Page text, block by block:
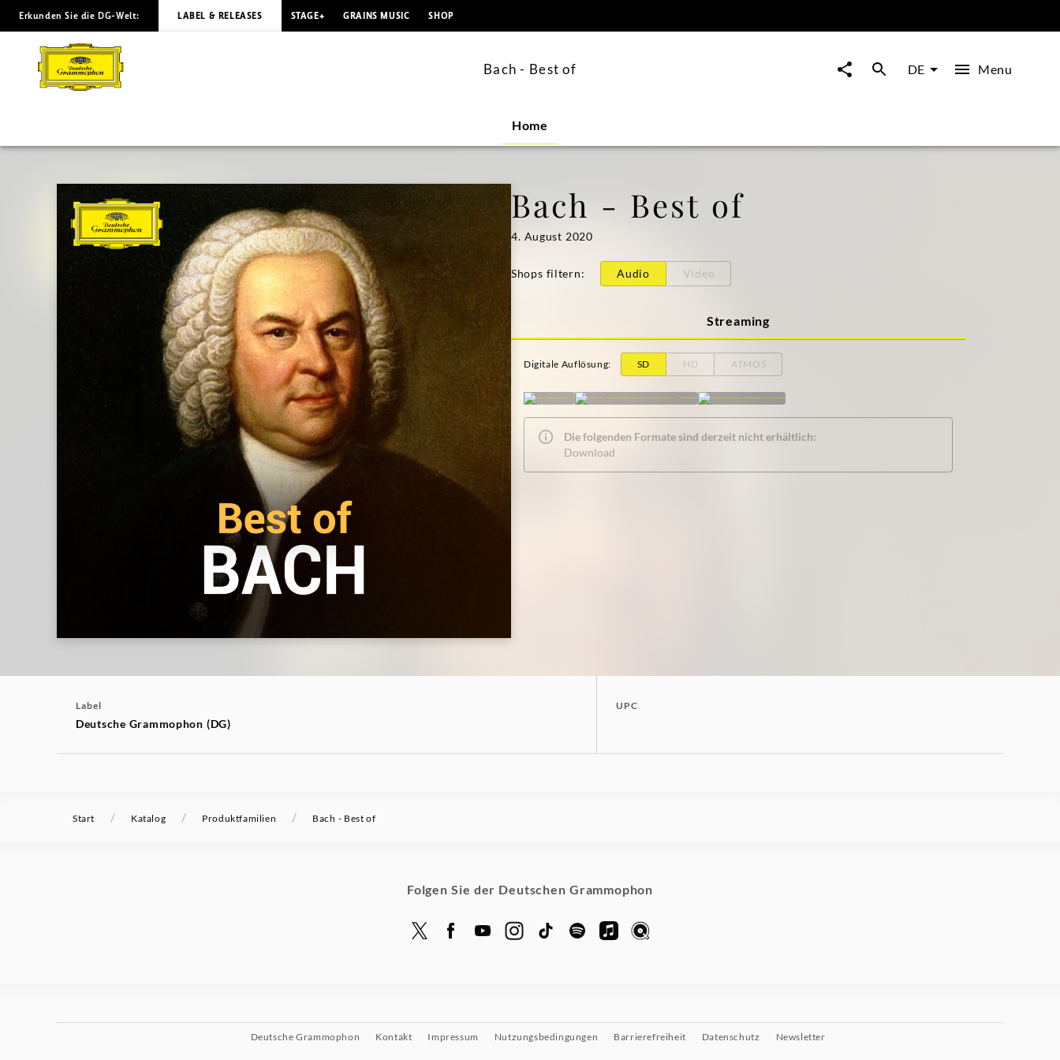
Bach
of
Deutsche
Erkunden Sie die DG-Welt: LABEL & RELEASES STAGE+ GRAINS MUSIC SHOP
Bach - Best of DE Menu
Home
Bach - Best of
4. August 2020
Shops filtern: Audio Video
Streaming
Digitale Auflösung: SD HD ATMOS
Die folgenden Formate sind derzeit nicht erhältlich:
Download
Label
Deutsche Grammophon (DG)
UPC
Start / Katalog / Produktfamilien / Bach - Best of
Folgen Sie der Deutschen Grammophon
Deutsche Grammophon Kontakt Impressum Nutzungsbedingungen Barrierefreiheit Datenschutz Newsletter